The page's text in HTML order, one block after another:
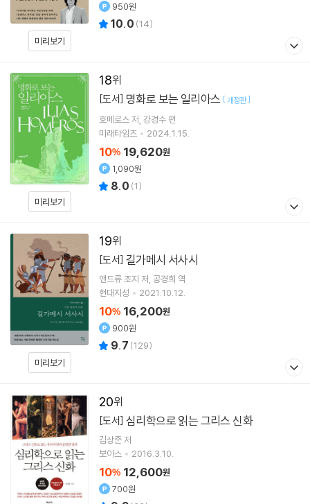
미리보기
950원
10.0 (14)
18
미리보기
[도서] 명화로 보는 일리아스 [개정판]
호메로스 저 강경수 편
미래타임즈
2024.1.15.
10% 19,620원
1,090원
8.0 (1)
19
미리보기
[도서] 길가메시 서사시
앤드류 조지 저 공경희 역
현대지성
2021.10.12.
10% 16,200원
900원
9.7 (129)
20
[도서] 심리학으로 읽는 그리스 신화
김상준저
보아스
2016.3.10.
10% 12,600원
700원